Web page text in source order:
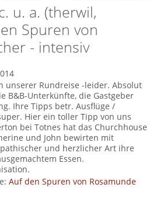
Coast Path)
die Highland Saga
Cornwall und Südengland
Reise
u. a. (therwil,
Spuren von
- intensiv
unserer Rundreise -leider. Absolut
B&B-Unterkünfte, die Gastgeber
Ihre Tipps betr. Ausflüge /
Hier ein toller Tipp von uns
bei Totnes hat das Churchhouse
und John bewirten mit
und herzlicher Art ihre
Essen.
Auf den Spuren von Rosamunde